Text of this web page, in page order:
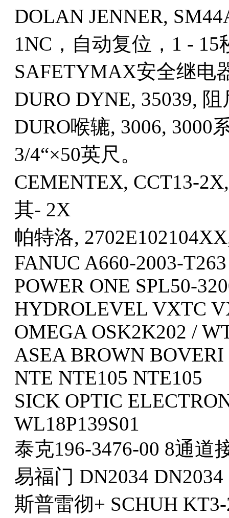
DOLAN JENNER,
1NC，自动复位，1 - 15
SAFETYMAX安全继电
DURO DYNE, 35039,
DURO喉辘, 3006, 3000
3/4“×50英尺。
CEMENTEX, CCT13-
其- 2X
帕特洛,
FANUC A660-2003-
POWER ONE SPL50-
HYDROLEVEL VXTC
OMEGA OSK2K202 /
ASEA BROWN
NTE NTE105 NTE105
SICK OPTIC
WL18P139S01
泰克196-3476-00 8通道
易福门 DN2034 DN2034
斯普雷彻+ SCHUH